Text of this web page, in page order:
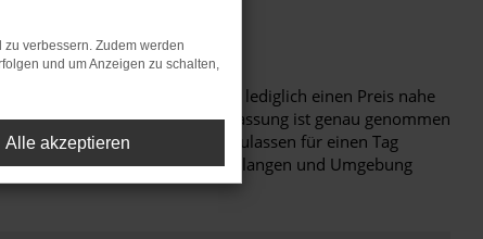
zu fahren, hierfür aber lediglich einen Preis nahe
CUPRA Formentor Tageszulassung ist genau genommen
was sich durch das Zulassen für einen Tag
bewegt. Für Fahrten in Erlangen und Umgebung
verbessern. Zudem werden
und um Anzeigen zu schalten,
Alle akzeptieren